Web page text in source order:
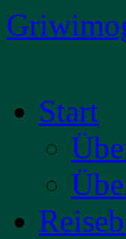
Inhalt
springenStart